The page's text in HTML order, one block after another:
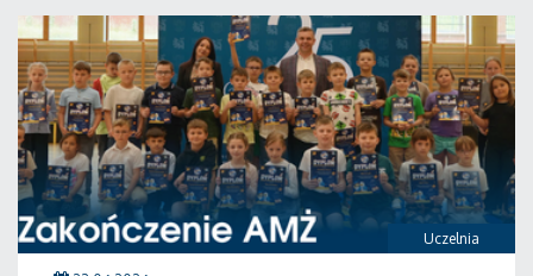
Uczelnia